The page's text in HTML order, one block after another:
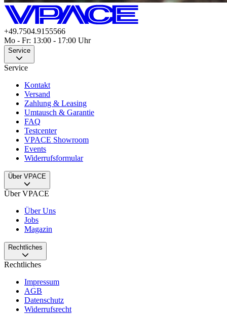
+49.7504.9155566
Mo - Fr: 13:00 - 17:00 Uhr
Service
Service
Kontakt
Versand
Zahlung & Leasing
Umtausch & Garantie
FAQ
Testcenter
VPACE Showroom
Events
Widerrufsformular
Über VPACE
Über VPACE
Über Uns
Jobs
Magazin
Rechtliches
Rechtliches
Impressum
AGB
Datenschutz
Widerrufsrecht